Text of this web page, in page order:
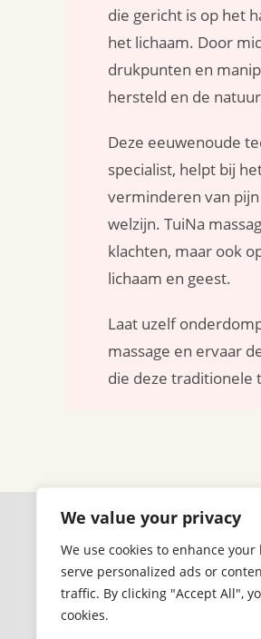
We value your privacy
We use cookies to enhance
serve personalized ads or
traffic. By clicking "Accept All",
cookies.
die gericht is op het
het lichaam. Door
drukpunten en
hersteld en de
Deze eeuwenoude
specialist, helpt bij
verminderen van
welzijn. TuiNa
klachten, maar ook
lichaam en geest.
Laat uzelf
massage en ervaar
die deze traditionele
Contact
Info@lotushealthcenter.nl
Tel: 020-7371284
Mob: 06-81503712